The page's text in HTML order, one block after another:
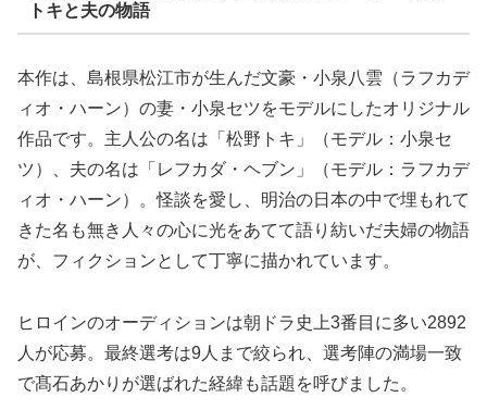
トキと夫の物語
本作は、島根県松江市が生んだ文豪・小泉八雲（ラフカデ
ィオ・ハーン）の妻・小泉セツをモデルにしたオリジナル
作品です。主人公の名は「松野トキ」（モデル：小泉セ
ツ）、夫の名は「レフカダ・ヘブン」（モデル：ラフカデ
ィオ・ハーン）。怪談を愛し、明治の日本の中で埋もれて
きた名も無き人々の心に光をあてて語り紡いだ夫婦の物語
が、フィクションとして丁寧に描かれています。
ヒロインのオーディションは朝ドラ史上3番目に多い2892
人が応募。最終選考は9人まで絞られ、選考陣の満場一致
で髙石あかりが選ばれた経緯も話題を呼びました。